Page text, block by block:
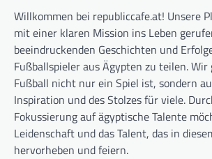
Willkommen bei republiccafe.at! Unsere
mit einer klaren Mission ins Leben
beeindruckenden Geschichten und
Fußballspieler aus Ägypten zu teilen. Wir
Fußball nicht nur ein Spiel ist, sondern
Inspiration und des Stolzes für viele.
Fokussierung auf ägyptische Talente
Leidenschaft und das Talent, das in
hervorheben und feiern.